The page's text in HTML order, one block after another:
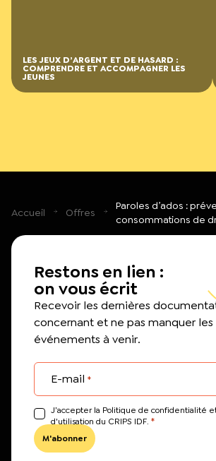
LES JEUX D’ARGENT ET DE HASARD :
COMPRENDRE ET ACCOMPAGNER LES
JEUNES
Accueil Offres
Paroles d’ados :
consommations de
Restons en lien :
on vous écrit
Recevoir les dernières
concernant et ne pas manquer les
événements à venir.
E-mail *
J’accepter la Politique de confidentialité
d'utilisation du CRIPS IDF. *